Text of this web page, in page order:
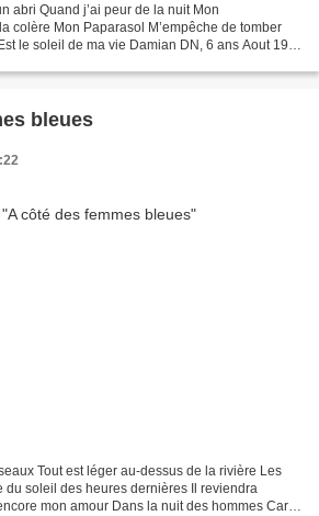
abri Quand j’ai peur de la nuit Mon
colère Mon Paparasol M’empêche de tomber
le soleil de ma vie Damian DN, 6 ans Aout 19
bleues
Tout est léger au-dessus de la rivière Les
du soleil des heures dernières Il reviendra
mon amour Dans la nuit des hommes Car